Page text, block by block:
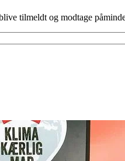
tilmeldt og modtage